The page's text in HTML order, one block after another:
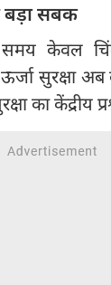
बड़ा सबक
केवल
ऊर्जा सुरक्षा
का केंद्रीय